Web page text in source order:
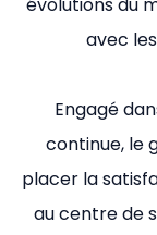
avec
Engagé
continue, le
placer la
au centre de